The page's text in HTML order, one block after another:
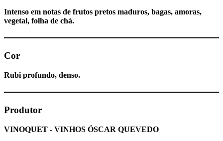
Intenso em notas de frutos pretos maduros, bagas, amoras,
vegetal, folha de chá.
Cor
Rubi profundo, denso.
Produtor
VINOQUET - VINHOS ÓSCAR QUEVEDO